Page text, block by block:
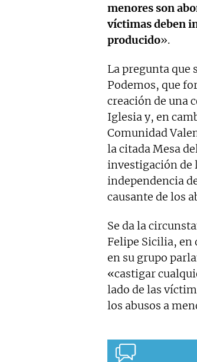
menores son
víctimas deben
producido».
La pregunta que
Podemos, que
creación de una
Iglesia y, en
Comunidad
la citada Mesa
investigación de
independencia
causante de los
Se da la
Felipe Sicilia, en
en su grupo
«castigar
lado de las
los abusos a